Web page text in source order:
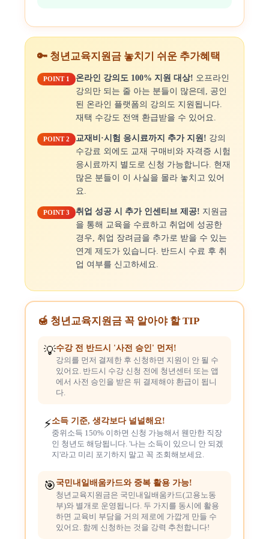
🔑 청년교육지원금 놓치기 쉬운 추가혜택
POINT 1 온라인 강의도 100% 지원 대상! 오프라인
강의만 되는 줄 아는 분들이 많은데, 공인
된 온라인 플랫폼의 강의도 지원됩니다.
재택 수강도 전액 환급받을 수 있어요.
POINT 2 교재비·시험 응시료까지 추가 지원! 강의
수강료 외에도 교재 구매비와 자격증 시험
응시료까지 별도로 신청 가능합니다. 현재
많은 분들이 이 사실을 몰라 놓치고 있어
요.
POINT 3 취업 성공 시 추가 인센티브 제공! 지원금
을 통해 교육을 수료하고 취업에 성공한
경우, 취업 장려금을 추가로 받을 수 있는
연계 제도가 있습니다. 반드시 수료 후 취
업 여부를 신고하세요.
🍯 청년교육지원금 꼭 알아야 할 TIP
💡수강 전 반드시 '사전 승인' 먼저!
강의를 먼저 결제한 후 신청하면 지원이 안 될 수
있어요. 반드시 수강 신청 전에 청년센터 또는 앱
에서 사전 승인을 받은 뒤 결제해야 환급이 됩니
다.
⚡소득 기준, 생각보다 널널해요!
중위소득 150% 이하면 신청 가능해서 웬만한 직장
인 청년도 해당됩니다. '나는 소득이 있으니 안 되겠
지'라고 미리 포기하지 말고 꼭 조회해보세요.
🎯 국민내일배움카드와 중복 활용 가능!
청년교육지원금은 국민내일배움카드(고용노동
부)와 별개로 운영됩니다. 두 가지를 동시에 활용
하면 교육비 부담을 거의 제로에 가깝게 만들 수
있어요. 함께 신청하는 것을 강력 추천합니다!